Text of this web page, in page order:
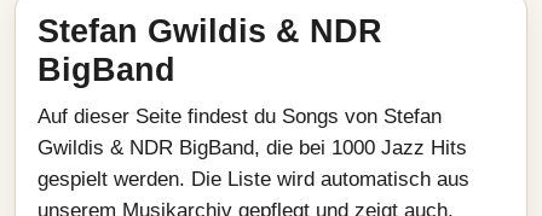
Stefan Gwildis & NDR
BigBand
Auf dieser Seite findest du Songs von Stefan
Gwildis & NDR BigBand, die bei 1000 Jazz Hits
gespielt werden. Die Liste wird automatisch aus
unserem Musikarchiv gepflegt und zeigt auch,